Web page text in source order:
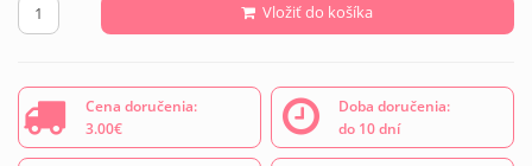
Vložiť do košíka
Cena doručenia:
3.00€
Doba doručenia:
do 10 dní